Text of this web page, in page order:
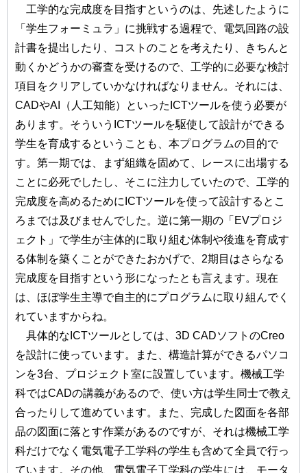
工学的な完成度を目指すというのは、先述したように
「学生フォーミュラ」に挑戦する過程で、電気回路の設
計書を提出したり、コストのことを考えたり、きちんと
動くかどうかの審査を受けるので、工学的に必要な検討
項目をクリアしていかなければなりません。それには、
CADやAI（人工知能）といったICTツールを使う必要が
あります。そういうICTツールを駆使して設計ができる
学生を育成するということも、本プログラムの目的で
す。第一期では、まず組織を固めて、レースに出場する
ことに必死でしたし、そこに注力していたので、工学的
完成度を高めるためにICTツールを使って設計するとこ
ろまでは及びませんでした。逆に第一期の「EVプロジ
ェクト」で学生が主体的に取り組む体制や後進を育成す
る体制を築くことができたおかげで、2期目はさらなる
完成度を目指すという形になったとも言えます。現在
は、ほぼ学生主導で自主的にプログラムに取り組んでく
れていますからね。
具体的なICTツールとしては、3D CADソフトのCreo
を設計に使っています。また、構造計算ができるパソコ
ンを3台、プロジェクト室に設置しています。機械工学
科ではCADの講義があるので、使い方は学生同士で教え
合ったりして進めています。また、完成した図面を各部
品の図面に落とす作業があるのですが、それは機械工学
科だけでなく電気電子工学科の学生も含めて全員で行っ
ています。その他、電気電子工学科の学生には、モータ